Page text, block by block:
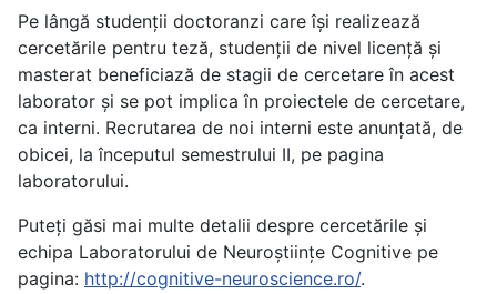
Pe lângă studenții doctoranzi care își realizează
cercetările pentru teză, studenții de nivel licență și
masterat beneficiază de stagii de cercetare în acest
laborator și se pot implica în proiectele de cercetare,
ca interni. Recrutarea de noi interni este anunțată, de
obicei, la începutul semestrului II, pe pagina
laboratorului.
Puteți găsi mai multe detalii despre cercetările și
echipa Laboratorului de Neuroștiințe Cognitive pe
pagina: http://cognitive-neuroscience.ro/.